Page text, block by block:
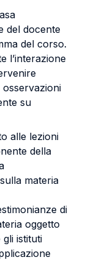
del docente
del corso.
l’interazione
su
alle lezioni
della
materia
di
oggetto
istituti